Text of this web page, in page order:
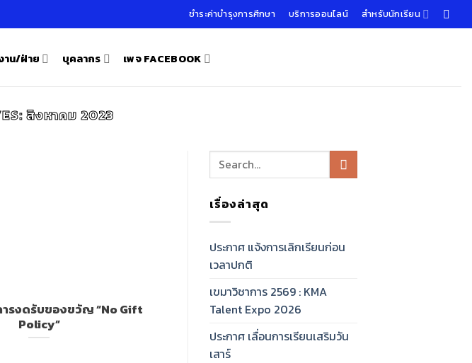
ชำระค่าบำรุงการศึกษา บริการออนไลน์ สำหรับนักเรียน
าน/ฝ่าย บุคลากร เพจ FACEBOOK
สิงหาคม 2023
รงดรับของขวัญ “No Gift
Policy”
เรื่องล่าสุด
ประกาศ แจ้งการเลิกเรียนก่อน
เวลาปกติ
เขมาวิชาการ 2569 : KMA
Talent Expo 2026
ประกาศ เลื่อนการเรียนเสริมวัน
เสาร์